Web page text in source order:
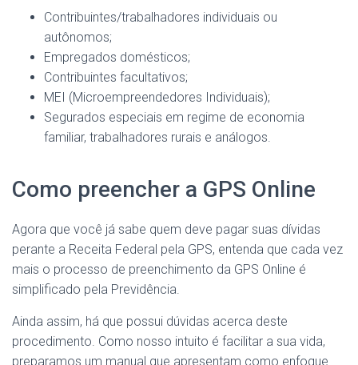
Contribuintes/trabalhadores individuais ou
autônomos;
Empregados domésticos;
Contribuintes facultativos;
MEI (Microempreendedores Individuais);
Segurados especiais em regime de economia
familiar, trabalhadores rurais e análogos.
Como preencher a GPS Online
Agora que você já sabe quem deve pagar suas dívidas
perante a Receita Federal pela GPS, entenda que cada vez
mais o processo de preenchimento da GPS Online é
simplificado pela Previdência.
Ainda assim, há que possui dúvidas acerca deste
procedimento. Como nosso intuito é facilitar a sua vida,
preparamos um manual que apresentam como enfoque